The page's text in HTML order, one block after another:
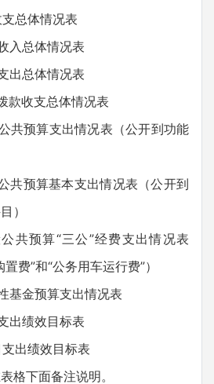
总体情况表
总体情况表
总体情况表
收支总体情况表
预算支出情况表（公开到功能
预算基本支出情况表（公开到
）
预算“三公”经费支出情况表
费”和“公务用车运行费”）
金预算支出情况表
绩效目标表
出绩效目标表
下面备注说明。